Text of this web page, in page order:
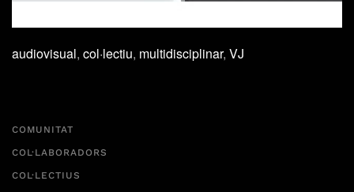
audiovisual, col·lectiu, multidisciplinar, VJ
COMUNITAT
COL·LABORADORS
COL·LECTIUS